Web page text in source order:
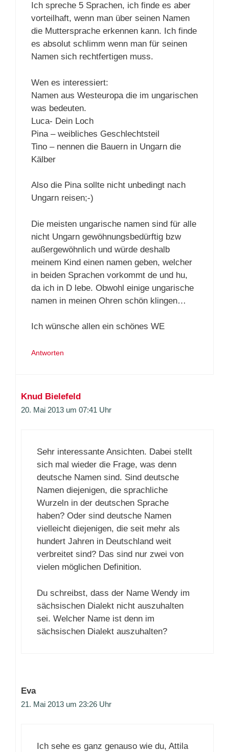
Ich spreche 5 Sprachen, ich finde es aber
vorteilhaft, wenn man über seinen Namen
die Muttersprache erkennen kann. Ich finde
es absolut schlimm wenn man für seinen
Namen sich rechtfertigen muss.
Wen es interessiert:
Namen aus Westeuropa die im ungarischen
was bedeuten.
Luca- Dein Loch
Pina – weibliches Geschlechtsteil
Tino – nennen die Bauern in Ungarn die
Kälber
Also die Pina sollte nicht unbedingt nach
Ungarn reisen;-)
Die meisten ungarische namen sind für alle
nicht Ungarn gewöhnungsbedürftig bzw
außergewöhnlich und würde deshalb
meinem Kind einen namen geben, welcher
in beiden Sprachen vorkommt de und hu,
da ich in D lebe. Obwohl einige ungarische
namen in meinen Ohren schön klingen…
Ich wünsche allen ein schönes WE
Antworten
Knud Bielefeld
20. Mai 2013 um 07:41 Uhr
Sehr interessante Ansichten. Dabei stellt
sich mal wieder die Frage, was denn
deutsche Namen sind. Sind deutsche
Namen diejenigen, die sprachliche
Wurzeln in der deutschen Sprache
haben? Oder sind deutsche Namen
vielleicht diejenigen, die seit mehr als
hundert Jahren in Deutschland weit
verbreitet sind? Das sind nur zwei von
vielen möglichen Definition.
Du schreibst, dass der Name Wendy im
sächsischen Dialekt nicht auszuhalten
sei. Welcher Name ist denn im
sächsischen Dialekt auszuhalten?
Eva
21. Mai 2013 um 23:26 Uhr
Ich sehe es ganz genauso wie du, Attila